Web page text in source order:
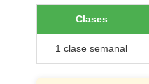
Clases
1 clase semanal